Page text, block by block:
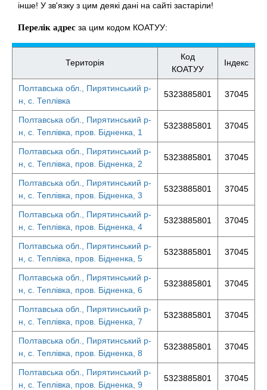
інше! У зв'язку з цим деякі дані на сайті застаріли!
Перелік адрес за цим кодом КОАТУУ:
Територія
Код
КОАТУУ
Індекс
Полтавська обл., Пирятинський р-
н, с. Теплівка
5323885801 37045
Полтавська обл., Пирятинський р-
н, с. Теплівка, пров. Бідненка, 1
5323885801 37045
Полтавська обл., Пирятинський р-
н, с. Теплівка, пров. Бідненка, 2
5323885801 37045
Полтавська обл., Пирятинський р-
н, с. Теплівка, пров. Бідненка, 3
5323885801 37045
Полтавська обл., Пирятинський р-
н, с. Теплівка, пров. Бідненка, 4
5323885801 37045
Полтавська обл., Пирятинський р-
н, с. Теплівка, пров. Бідненка, 5
5323885801 37045
Полтавська обл., Пирятинський р-
н, с. Теплівка, пров. Бідненка, 6
5323885801 37045
Полтавська обл., Пирятинський р-
н, с. Теплівка, пров. Бідненка, 7
5323885801 37045
Полтавська обл., Пирятинський р-
н, с. Теплівка, пров. Бідненка, 8
5323885801 37045
Полтавська обл., Пирятинський р-
н, с. Теплівка, пров. Бідненка, 9
5323885801 37045